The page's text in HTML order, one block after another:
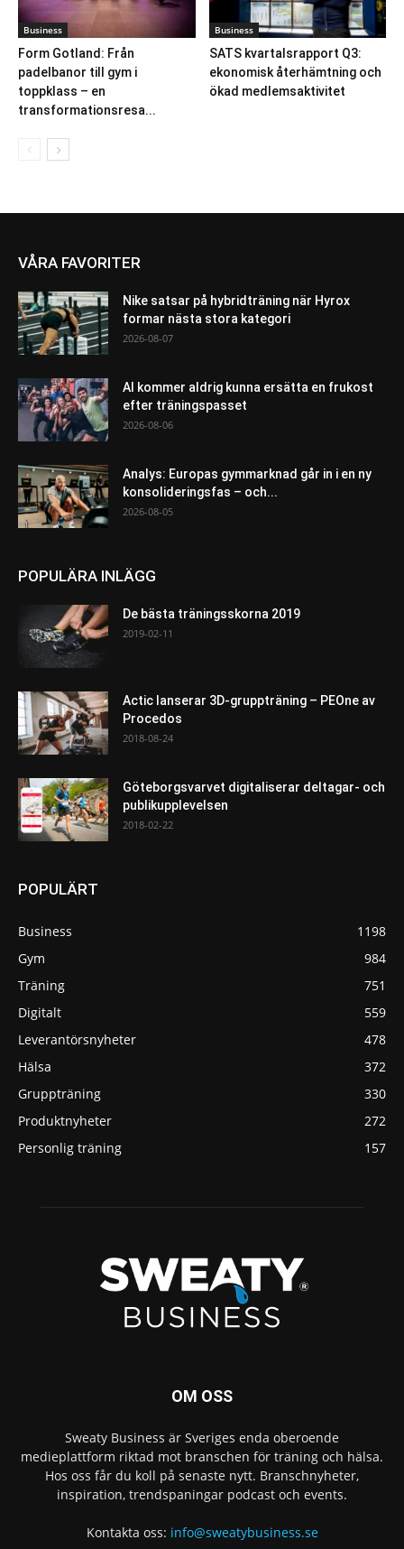
Business
Form Gotland: Från
padelbanor till gym i
toppklass – en
transformationsresa...
Business
SATS kvartalsrapport Q3:
ekonomisk återhämtning och
ökad medlemsaktivitet
VÅRA FAVORITER
Nike satsar på hybridträning när Hyrox
formar nästa stora kategori
2026-08-07
AI kommer aldrig kunna ersätta en frukost
efter träningspasset
2026-08-06
Analys: Europas gymmarknad går in i en ny
konsolideringsfas – och...
2026-08-05
POPULÄRA INLÄGG
De bästa träningsskorna 2019
2019-02-11
Actic lanserar 3D-gruppträning – PEOne av
Procedos
2018-08-24
Göteborgsvarvet digitaliserar deltagar- och
publikupplevelsen
2018-02-22
POPULÄRT
Business
1198
Gym
984
Träning
751
Digitalt
559
Leverantörsnyheter
478
Hälsa
372
Gruppträning
330
Produktnyheter
272
Personlig träning
157
OM OSS
Sweaty Business är Sveriges enda oberoende
medieplattform riktad mot branschen för träning och hälsa.
Hos oss får du koll på senaste nytt. Branschnyheter,
inspiration, trendspaningar podcast och events.
Kontakta oss: info@sweatybusiness.se